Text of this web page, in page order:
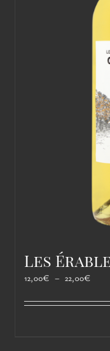
Les
12,00€ – 22,00€
prix :